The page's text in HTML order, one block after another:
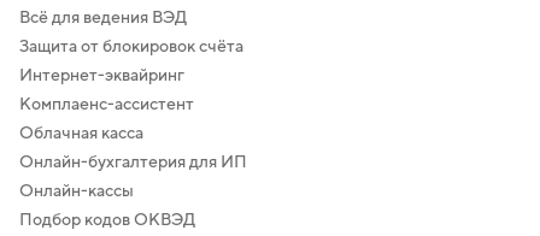
Всё для ведения ВЭД
Защита от блокировок счёта
Интернет-эквайринг
Комплаенс-ассистент
Облачная касса
Онлайн-бухгалтерия для ИП
Онлайн-кассы
Подбор кодов ОКВЭД